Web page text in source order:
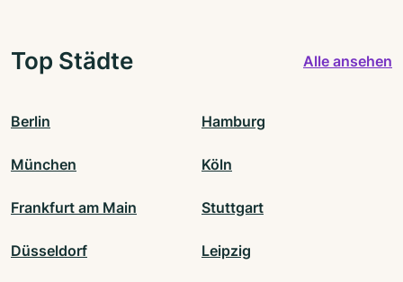
Top Städte Alle ansehen
Berlin Hamburg
München Köln
Frankfurt am Main Stuttgart
Düsseldorf Leipzig